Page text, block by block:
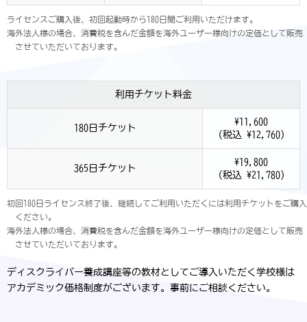
ライセンスご購入後、初回起動時から180日間ご利用いただけます。
海外法人様の場合、消費税を含んだ金額を海外ユーザー様向けの定価として販売
させていただいております。
利用チケット料金
180日チケット
¥11,600
(税込 ¥12,760)
365日チケット
¥19,800
(税込 ¥21,780)
初回180日ライセンス終了後、継続してご利用いただくには利用チケットをご購入
ください。
海外法人様の場合、消費税を含んだ金額を海外ユーザー様向けの定価として販売
させていただいております。
ディスクライバー養成講座等の教材としてご導入いただく学校様は
アカデミック価格制度がございます。事前にご相談ください。